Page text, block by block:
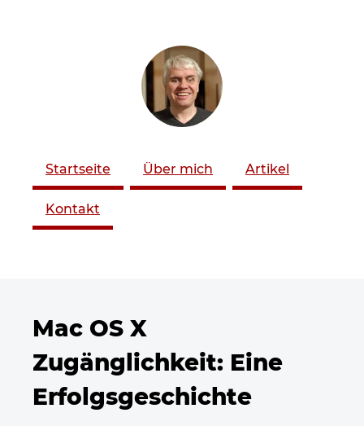
Startseite Über mich Artikel
Kontakt
Mac OS X
Zugänglichkeit: Eine
Erfolgsgeschichte